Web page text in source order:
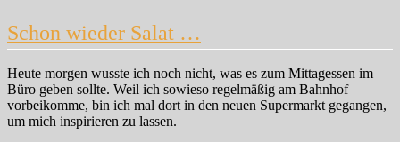
Schon wieder Salat …
Heute morgen wusste ich noch nicht, was es zum Mittagessen im
Büro geben sollte. Weil ich sowieso regelmäßig am Bahnhof
vorbeikomme, bin ich mal dort in den neuen Supermarkt gegangen,
um mich inspirieren zu lassen.